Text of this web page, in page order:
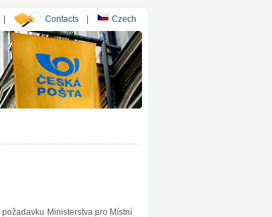
| Contacts | Czech
Ministerstva pro Místní